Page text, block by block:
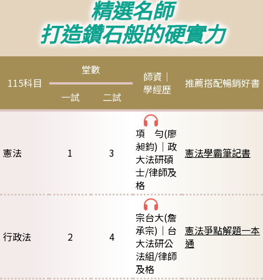
精選名師
打造鑽石般的硬實力
115科目
堂數
師資｜
學經歷
推薦搭配暢銷好書
一試
二試
憲法 1 3
項 勻(廖
昶鈞)｜政
大法研碩
士/律師及
格
憲法學霸筆記書
行政法 2 4
宗台大(詹
承宗)｜台
大法研公
法組/律師
及格
憲法爭點解題一本
通